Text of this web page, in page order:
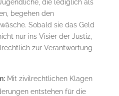
die lediglich als
begehen den
Sobald sie das Geld
nur ins Visier der Justiz,
zur Verantwortung
Mit zivilrechtlichen Klagen
entstehen für die